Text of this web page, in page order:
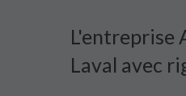
L'entreprise
Laval avec